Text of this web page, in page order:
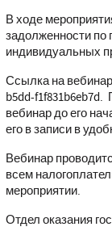
В ходе
задолженности
индивидуальных
Ссылка на
b5dd-f1f831b6eb7d.
вебинар до его
его в записи в
Вебинар
всем
мероприятии.
Отдел оказания